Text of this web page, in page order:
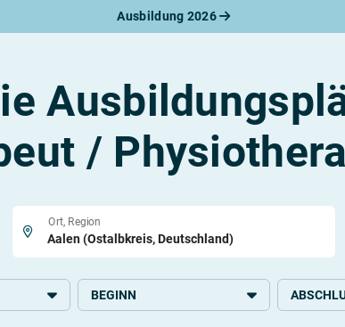
Ausbildung 2026
Bewerbung
Check
/
Ort, Region
BEGINN